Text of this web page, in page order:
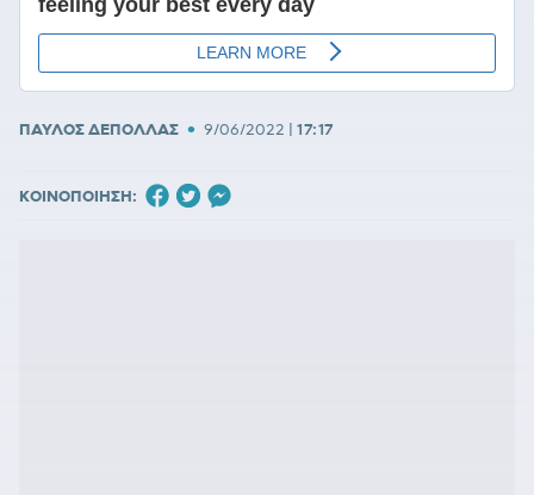
ΠΑΥΛΟΣ ΔΕΠΟΛΛΑΣ • 9/06/2022 | 17:17
ΚΟΙΝΟΠΟΙΗΣΗ: